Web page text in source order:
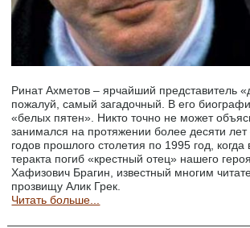
Ринат Ахметов – ярчайший представитель
пожалуй, самый загадочный. В его
«белых пятен». Никто точно не может
занимался на протяжении более десяти
годов прошлого столетия по 1995 год, когда
теракта погиб «крестный отец» нашего
Хафизович Брагин, известный многим
прозвищу Алик Грек.
Читать больше...